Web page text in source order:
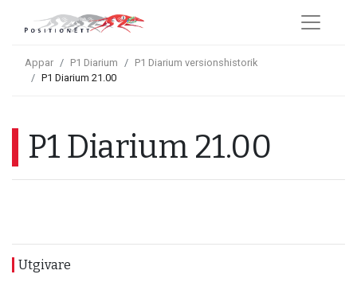
Appar P1 Diarium
P1 Diarium versionshistorik
P1 Diarium 21.00
P1 Diarium 21.00
Utgivare